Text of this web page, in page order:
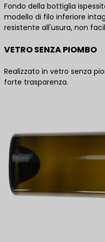
Fondo della bottiglia
modello di filo inferiore
resistente all'usura, non
VETRO SENZA PIOMBO
Realizzato in vetro senza
forte trasparenza.